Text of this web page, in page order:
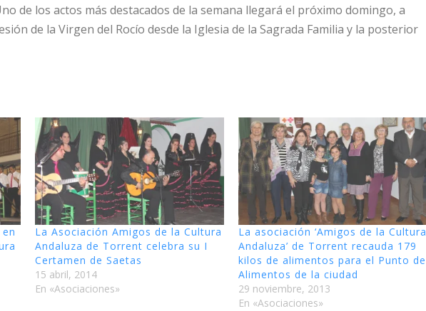
de los actos más destacados de la semana llegará el próximo domingo, a
de la Virgen del Rocío desde la Iglesia de la Sagrada Familia y la posterior
La Asociación Amigos de la Cultura
Andaluza de Torrent celebra su I
Certamen de Saetas
15 abril, 2014
En «Asociaciones»
La asociación ‘Amigos de la Cultura
Andaluza’ de Torrent recauda 179
kilos de alimentos para el Punto de
Alimentos de la ciudad
29 noviembre, 2013
En «Asociaciones»